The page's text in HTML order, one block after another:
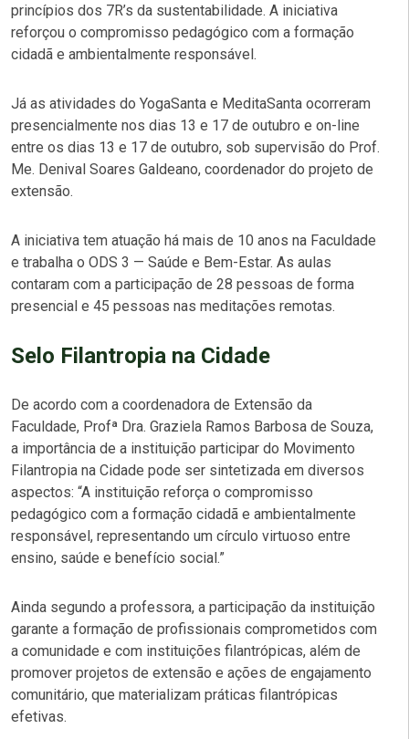
princípios dos 7R’s da sustentabilidade. A iniciativa
reforçou o compromisso pedagógico com a formação
cidadã e ambientalmente responsável.
Já as atividades do YogaSanta e MeditaSanta ocorreram
presencialmente nos dias 13 e 17 de outubro e on-line
entre os dias 13 e 17 de outubro, sob supervisão do Prof.
Me. Denival Soares Galdeano, coordenador do projeto de
extensão.
A iniciativa tem atuação há mais de 10 anos na Faculdade
e trabalha o ODS 3 — Saúde e Bem-Estar. As aulas
contaram com a participação de 28 pessoas de forma
presencial e 45 pessoas nas meditações remotas.
Selo Filantropia na Cidade
De acordo com a coordenadora de Extensão da
Faculdade, Profª Dra. Graziela Ramos Barbosa de Souza,
a importância de a instituição participar do Movimento
Filantropia na Cidade pode ser sintetizada em diversos
aspectos: “A instituição reforça o compromisso
pedagógico com a formação cidadã e ambientalmente
responsável, representando um círculo virtuoso entre
ensino, saúde e benefício social.”
Ainda segundo a professora, a participação da instituição
garante a formação de profissionais comprometidos com
a comunidade e com instituições filantrópicas, além de
promover projetos de extensão e ações de engajamento
comunitário, que materializam práticas filantrópicas
efetivas.